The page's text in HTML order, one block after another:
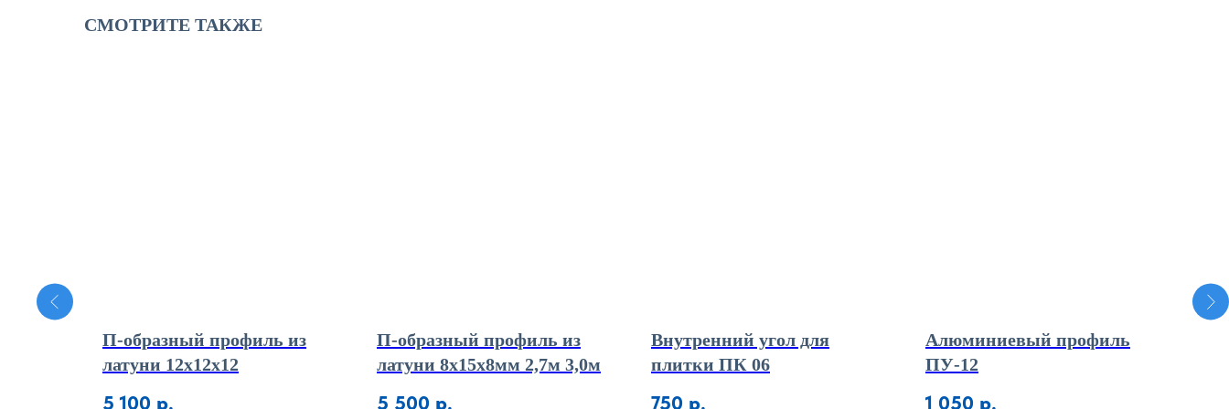
СМОТРИТЕ ТАКЖЕ
П-образный профиль из
латуни 12х12х12
5 100 р.
П-образный профиль из
латуни 8х15х8мм 2,7м 3,0м
5 500 р.
Внутренний угол для
плитки ПК 06
750 р.
Алюминиевый профиль
ПУ-12
1 050 р.